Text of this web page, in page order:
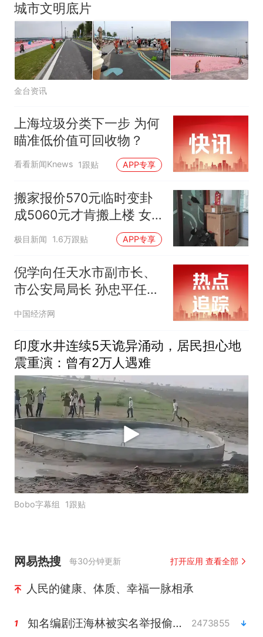
城市文明底片
金台资讯
上海垃圾分类下一步 为何
瞄准低价值可回收物？
看看新闻Knews 1跟贴 APP专享
搬家报价570元临时变卦
成5060元才肯搬上楼 女
子傻眼
极目新闻 1.6万跟贴 APP专享
倪学向任天水市副市长、
市公安局局长 孙忠平任副
市长
中国经济网
印度水井连续5天诡异涌动，居民担心地
震重演：曾有2万人遇难
Bobo字幕组 1跟贴
网易热搜 每30分钟更新 打开应用 查看全部
人民的健康、体质、幸福一脉相承
1 知名编剧汪海林被实名举报偷税漏税 2473855